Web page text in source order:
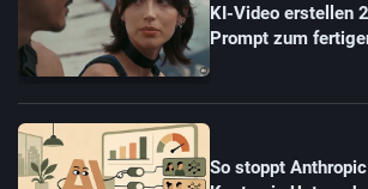
KI-Video erstellen
Prompt zum
So stoppt